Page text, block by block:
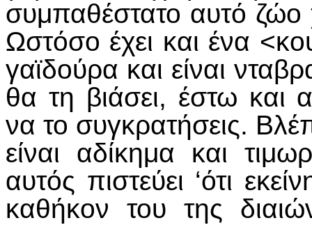
συμπαθέστατο αυτό
Ωστόσο έχει και ένα
γαϊδούρα και είναι
θα τη βιάσει, έστω και
να το συγκρατήσεις.
είναι αδίκημα και
αυτός πιστεύει ‘ότι
καθήκον του της